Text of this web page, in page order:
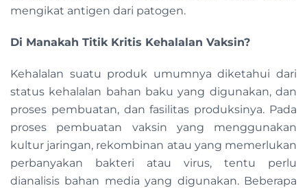
mengikat antigen dari patogen.
Di Manakah Titik Kritis Kehalalan Vaksin?
Kehalalan suatu produk umumnya diketahui dari
status kehalalan bahan baku yang digunakan, dan
proses pembuatan, dan fasilitas produksinya. Pada
proses pembuatan vaksin yang menggunakan
kultur jaringan, rekombinan atau yang memerlukan
perbanyakan bakteri atau virus, tentu perlu
dianalisis bahan media yang digunakan. Beberapa